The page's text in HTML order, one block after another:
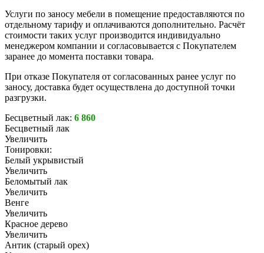
Услуги по заносу мебели в помещение предоставляются по
отдельному тарифу и оплачиваются дополнительно. Расчёт
стоимости таких услуг производится индивидуально
менеджером компании и согласовывается с Покупателем
заранее до момента поставки товара.
При отказе Покупателя от согласованных ранее услуг по
заносу, доставка будет осуществлена до доступной точки
разгрузки.
Бесцветный лак: 6 860
Бесцветный лак
Увеличить
Тонировки:
Белый укрывистый
Увеличить
Беломытый лак
Увеличить
Венге
Увеличить
Красное дерево
Увеличить
Антик (старый орех)